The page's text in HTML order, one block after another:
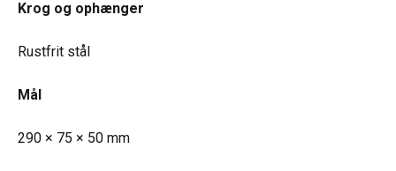
Krog og ophænger
Rustfrit stål
Mål
290 × 75 × 50 mm